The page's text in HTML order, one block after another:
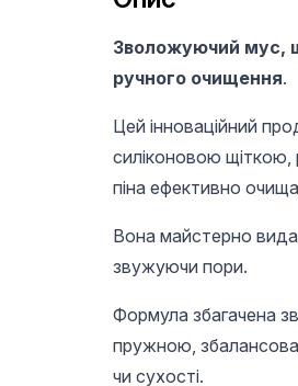
Зволожуючий мус,
ручного очищення.
Цей інноваційний
силіконовою
піна ефективно
Вона майстерно
звужуючи пори.
Формула збагачена
пружною,
чи сухості.